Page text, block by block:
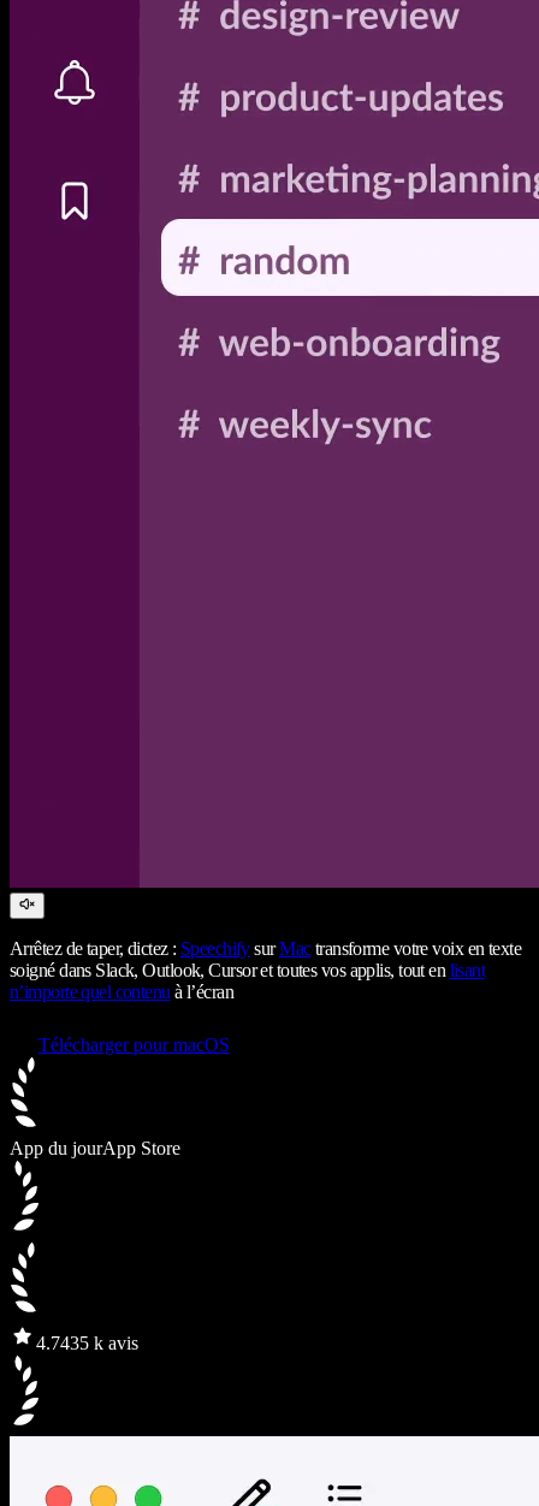
Arrêtez de taper, dictez : SpeechifysurMactransforme votre voix en texte
soigné dans Slack, Outlook, Cursor et toutes vos applis, tout en lisant
n’importe quel contenu à l’écran
Télécharger pour macOS
App du jourApp Store
4.7435 k avis